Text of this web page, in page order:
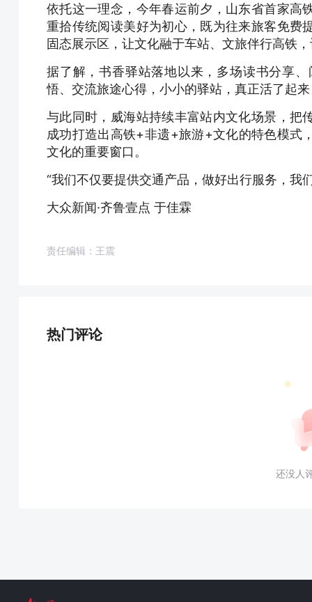
依托这一理念，今年春运前夕，山东省首家高
重拾传统阅读美好为初心，既为往来旅客免费
固态展示区，让文化融于车站、文旅伴行高铁
据了解，书香驿站落地以来，多场读书分享
悟、交流旅途心得，小小的驿站，真正活了起
与此同时，威海站持续丰富站内文化场景，把
成功打造出高铁+非遗+旅游+文化的特色模式
文化的重要窗口。
“我们不仅要提供交通产品，做好出行服务，我
大众新闻·齐鲁壹点 于佳霖
责任编辑：王震
热门评论
还没人